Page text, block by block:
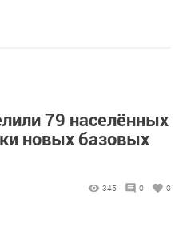
79 населённых
новых базовых
345 0 0